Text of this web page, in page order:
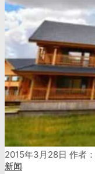
2015年3月28日 作者：
新闻